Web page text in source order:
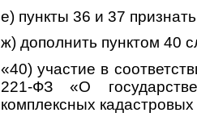
е) пункты 36 и 37
ж) дополнить пунктом 40
«40) участие в
221-ФЗ «О
комплексных кадастровых